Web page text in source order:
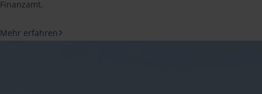
Finanzamt.
Mehr erfahren